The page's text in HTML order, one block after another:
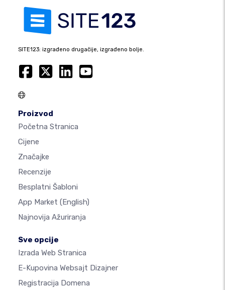
SITE123: izgrađeno drugačije, izgrađeno bolje.
Proizvod
Početna Stranica
Cijene
Značajke
Recenzije
Besplatni Šabloni
App Market (English)
Najnovija Ažuriranja
Sve opcije
Izrada Web Stranica
E-Kupovina Websajt Dizajner
Registracija Domena